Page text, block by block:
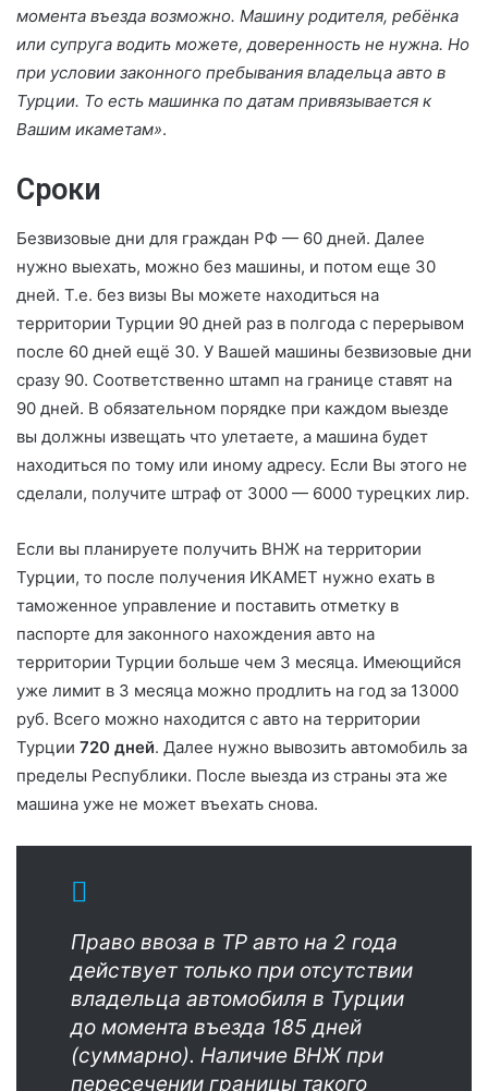
момента въезда возможно. Машину родителя, ребёнка
или супруга водить можете, доверенность не нужна. Но
при условии законного пребывания владельца авто в
Турции. То есть машинка по датам привязывается к
Вашим икаметам».
Сроки
Безвизовые дни для граждан РФ — 60 дней. Далее
нужно выехать, можно без машины, и потом еще 30
дней. Т.е. без визы Вы можете находиться на
территории Турции 90 дней раз в полгода с перерывом
после 60 дней ещё 30. У Вашей машины безвизовые дни
сразу 90. Соответственно штамп на границе ставят на
90 дней. В обязательном порядке при каждом выезде
вы должны извещать что улетаете, а машина будет
находиться по тому или иному адресу. Если Вы этого не
сделали, получите штраф от 3000 — 6000 турецких лир.
Если вы планируете получить ВНЖ на территории
Турции, то после получения ИКАМЕТ нужно ехать в
таможенное управление и поставить отметку в
паспорте для законного нахождения авто на
территории Турции больше чем 3 месяца. Имеющийся
уже лимит в 3 месяца можно продлить на год за 13000
руб. Всего можно находится с авто на территории
Турции 720 дней. Далее нужно вывозить автомобиль за
пределы Республики. После выезда из страны эта же
машина уже не может въехать снова.
Право ввоза в ТР авто на 2 года
действует только при отсутствии
владельца автомобиля в Турции
до момента въезда 185 дней
(суммарно). Наличие ВНЖ при
пересечении границы такого